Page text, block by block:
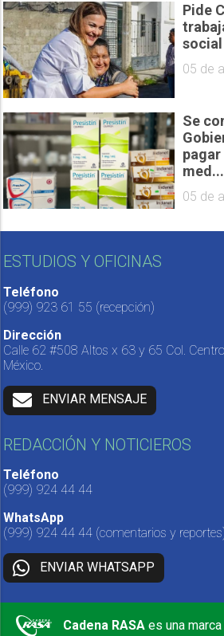
Pide
social
05 de
Se
med...
05 de
ESTUDIOS Y OFICINAS
Teléfono
(999) 923 61 55 (recepción)
Dirección
Calle 62 #508 Altos x 63 y 65 Col.
México.
ENVIAR MENSAJE
REDACCIÓN Y NOTICIEROS
Teléfono
(999) 924 44 44
WhatsApp
(999) 924 44 44 (comentarios y
ENVIAR WHATSAPP
Cadena RASA es una